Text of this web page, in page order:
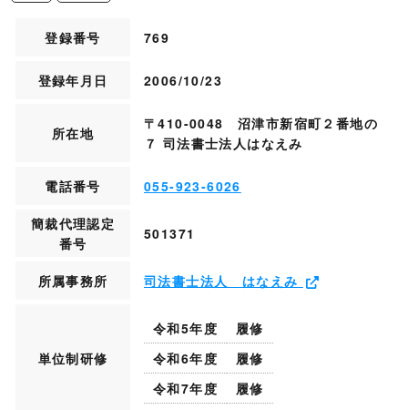
登録番号 769
登録年月日 2006/10/23
所在地
〒410-0048 沼津市新宿町２番地の
７ 司法書士法人はなえみ
電話番号 055-923-6026
簡裁代理認定
番号
501371
所属事務所 司法書士法人 はなえみ
単位制研修
令和5年度
履修
令和6年度
履修
令和7年度
履修